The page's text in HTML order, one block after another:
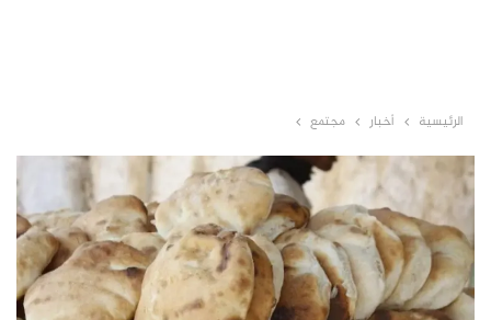
الرئيسية أخبار مجتمع